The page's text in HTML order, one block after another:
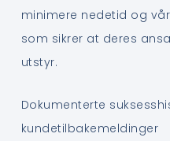
minimere nedetid og
som sikrer at deres
utstyr.
Dokumenterte
kundetilbakemeldinger